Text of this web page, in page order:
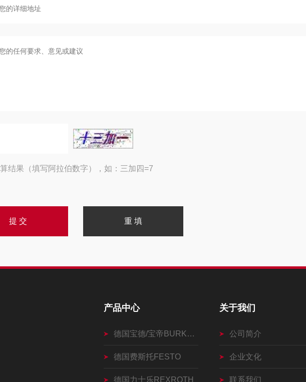
结果（填写阿拉伯数字），如：三加四=7
产品中心
德国宝德/宝帝BURKERT
德国费斯托FESTO
德国力士乐REXROTH
关于我们
公司简介
企业文化
联系我们